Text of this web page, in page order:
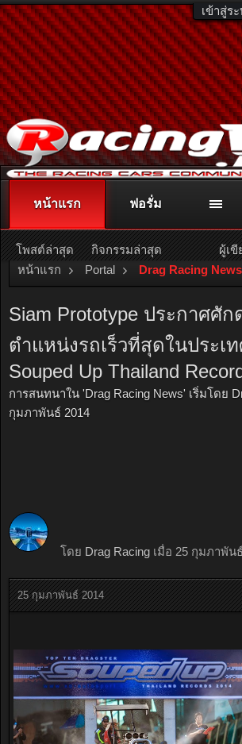
เข้าสู่ร
ติดต่อลงโฆษณา racingweb@gmail.comหรือ
หรืออ่านรายละเอียดเพิ่มเติม
หน้าแรก Portal Drag Racing News
Siam Prototype ประกาศศัก
ตำแหน่งรถเร็วที่สุดในประเ
Souped Up Thailand
การสนทนาใน 'Drag Racing News' เริ่มโดย
กุมภาพันธ์ 2014
โดย Drag Racing เมื่อ 25 กุมภาพัน
25 กุมภาพันธ์ 2014
หน้าแรก
โพสต์ล่าสุด กิจกรรมล่าสุด ผู้เขี
ฟอรั่ม